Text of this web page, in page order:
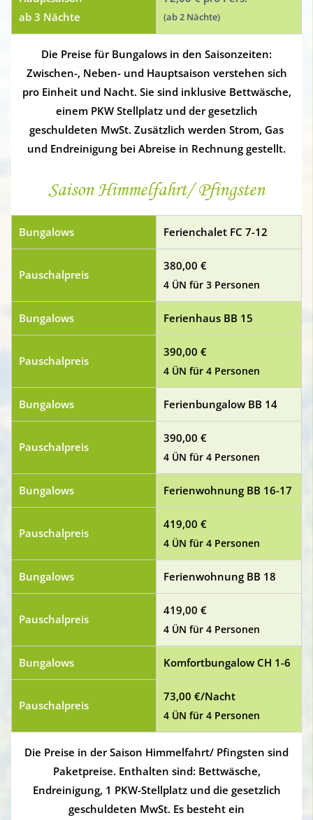
ab 3 Nächte
(ab 2 Nächte)
Die Preise für Bungalows in den Saisonzeiten:
Zwischen-, Neben- und Hauptsaison verstehen sich
pro Einheit und Nacht. Sie sind inklusive Bettwäsche,
einem PKW Stellplatz und der gesetzlich
geschuldeten MwSt. Zusätzlich werden Strom, Gas
und Endreinigung bei Abreise in Rechnung gestellt.
Saison Himmelfahrt/ Pfingsten
Bungalows Ferienchalet FC 7-12
Pauschalpreis
380,00 €
4 ÜN für 3 Personen
Bungalows Ferienhaus BB 15
Pauschalpreis
390,00 €
4 ÜN für 4 Personen
Bungalows Ferienbungalow BB 14
Pauschalpreis
390,00 €
4 ÜN für 4 Personen
Bungalows Ferienwohnung BB 16-17
Pauschalpreis
419,00 €
4 ÜN für 4 Personen
Bungalows Ferienwohnung BB 18
Pauschalpreis
419,00 €
4 ÜN für 4 Personen
Bungalows Komfortbungalow CH 1-6
Pauschalpreis
73,00 €/Nacht
4 ÜN für 4 Personen
Die Preise in der Saison Himmelfahrt/ Pfingsten sind
Paketpreise. Enthalten sind: Bettwäsche,
Endreinigung, 1 PKW-Stellplatz und die gesetzlich
geschuldeten MwSt. Es besteht ein